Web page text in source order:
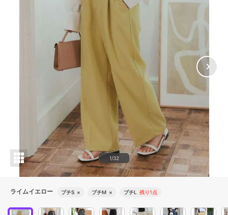
1/32
ライムイエロー プチS × プチM × プチL 残り1点